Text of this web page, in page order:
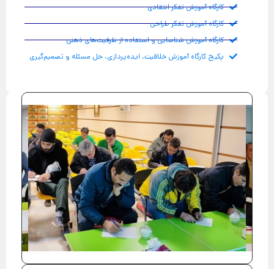
کارگاه آموزش تفکر انتقادی
کارگاه آموزش تفکر طراحی
کارگاه آموزش شناسایی و استفاده از ظرفیت‌های ذهنی
پکیج کارگاه آموزش خلاقیت، ایده‌پردازی، حل مسئله و تصمیم‌گیری